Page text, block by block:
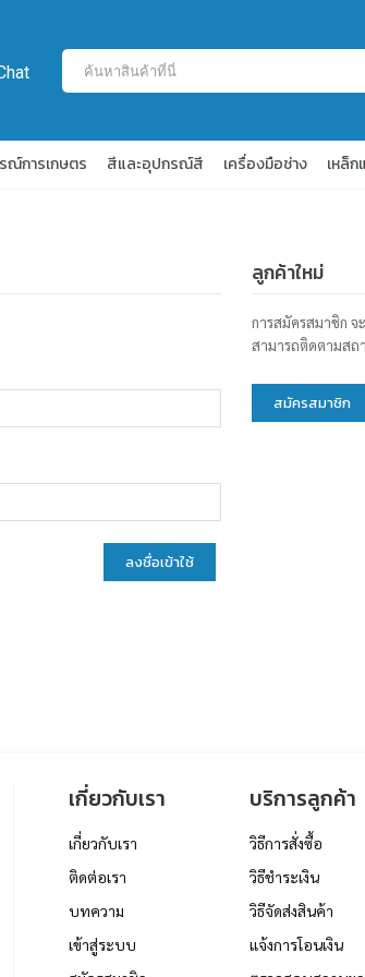
ณ์การเกษตร สีและอุปกรณ์สี เครื่องมือช่าง เหล็
ลงชื่อเข้าใช้
ลูกค้าใหม่
การสมัครสมาชิก
สามารถติดตามสถ
สมัครสมาชิก
เกี่ยวกับเรา
เกี่ยวกับเรา
ติดต่อเรา
บทความ
เข้าสู่ระบบ
บริการลูกค้า
วิธีการสั่งซื้อ
วิธีชำระเงิน
วิธีจัดส่งสินค้า
แจ้งการโอนเงิน